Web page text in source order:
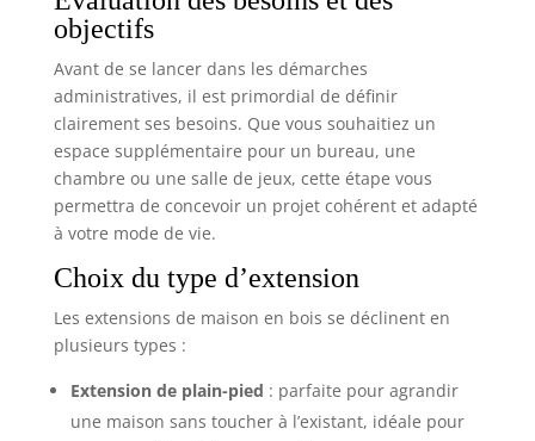
objectifs
Avant de se lancer dans les démarches
administratives, il est primordial de définir
clairement ses besoins. Que vous souhaitiez un
espace supplémentaire pour un bureau, une
chambre ou une salle de jeux, cette étape vous
permettra de concevoir un projet cohérent et adapté
à votre mode de vie.
Choix du type d’extension
Les extensions de maison en bois se déclinent en
plusieurs types :
Extension de plain-pied : parfaite pour agrandir
une maison sans toucher à l’existant, idéale pour